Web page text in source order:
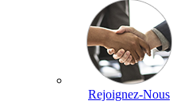
Rejoignez-Nous